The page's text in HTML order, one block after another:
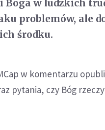
w ludzkich
problemów, ale
środku.
w komentarzu
pytania, czy Bóg